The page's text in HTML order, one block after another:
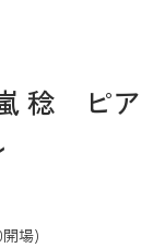
嵐 稔 ピア
場)